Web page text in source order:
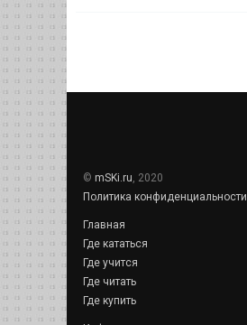
© mSKi.ru, 2020
Политика конфиденциальности
Главная
Где кататься
Где учится
Где читать
Где купить